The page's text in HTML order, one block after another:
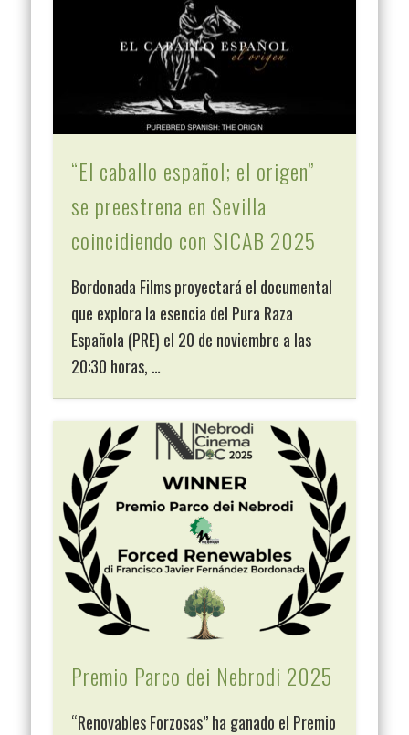
“El caballo español; el origen”
se preestrena en Sevilla
coincidiendo con SICAB 2025
Bordonada Films proyectará el documental
que explora la esencia del Pura Raza
Española (PRE) el 20 de noviembre a las
20:30 horas, …
Premio Parco dei Nebrodi 2025
“Renovables Forzosas” ha ganado el Premio